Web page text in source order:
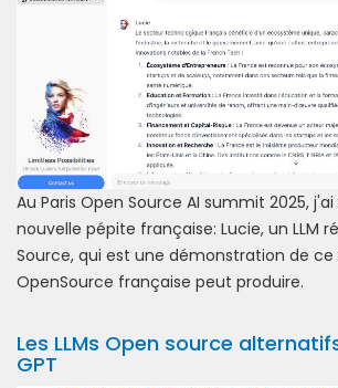
Au Paris Open Source AI summit 2025,
nouvelle pépite française: Lucie, un LLM
Source, qui est une démonstration de ce
OpenSource française peut produire.
Les LLMs Open source
GPT